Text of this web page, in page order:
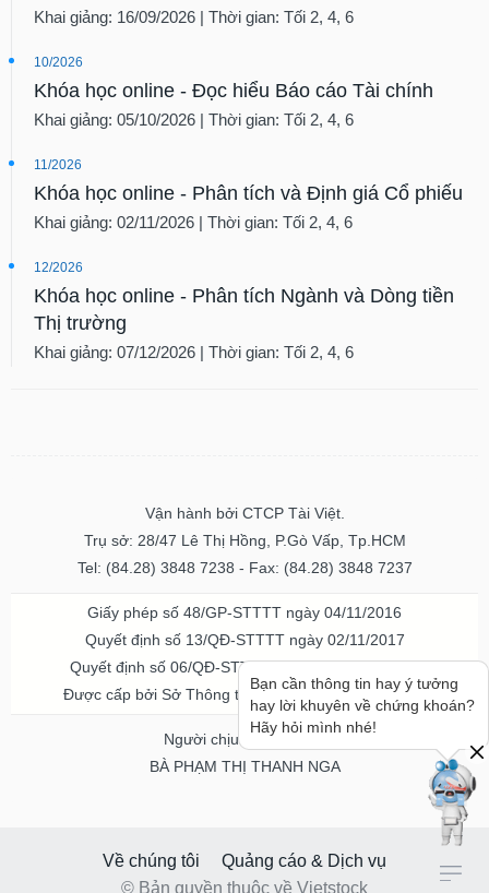
Khai giảng: 16/09/2026 | Thời gian: Tối 2, 4, 6
10/2026
Khóa học online - Đọc hiểu Báo cáo Tài chính
Khai giảng: 05/10/2026 | Thời gian: Tối 2, 4, 6
11/2026
Khóa học online - Phân tích và Định giá Cổ phiếu
Khai giảng: 02/11/2026 | Thời gian: Tối 2, 4, 6
12/2026
Khóa học online - Phân tích Ngành và Dòng tiền
Thị trường
Khai giảng: 07/12/2026 | Thời gian: Tối 2, 4, 6
Vận hành bởi CTCP Tài Việt.
Trụ sở: 28/47 Lê Thị Hồng, P.Gò Vấp, Tp.HCM
Tel: (84.28) 3848 7238 - Fax: (84.28) 3848 7237
Giấy phép số 48/GP-STTTT ngày 04/11/2016
Quyết định số 13/QĐ-STTTT ngày 02/11/2017
Quyết định số 06/QĐ-STTTT-ICP ngày 20/07/2023
Được cấp bởi Sở Thông tin và Truyền thông TPHCM
Người chịu trách nhiệm
BÀ PHẠM THỊ THANH NGA
Về chúng tôi
Quảng cáo & Dịch vụ
© Bản quyền thuộc về Vietstock
Bạn cần thông tin hay ý tưởng
hay lời khuyên về chứng khoán?
Hãy hỏi mình nhé!